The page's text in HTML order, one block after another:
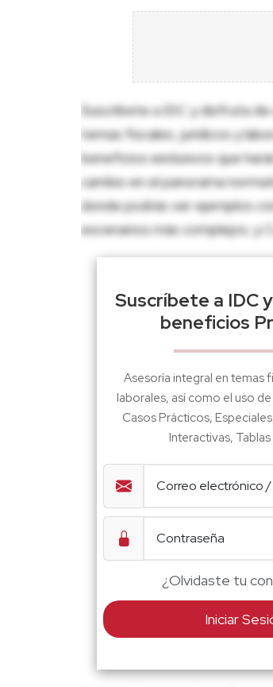
Suscríbete a IDC y disfruta
temas fiscales, jurídicos y
beneficios exclusivos que
cambio en el panorama
donde podrás ver ejemplos
escenarios más complejos; y
Suscríbete a IDC
beneficios
Asesoría integral en temas
laborales, así como el uso
Casos Prácticos,
Interactivas,
¿Olvidaste tu
Iniciar